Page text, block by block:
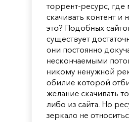
торрент-ресурс,
скачивать контент и
это? Подобных
существует
они постоянно
нескончаемыми
никому ненужной
обилие которой
желание скачивать
либо из сайта. Но
зеркало не